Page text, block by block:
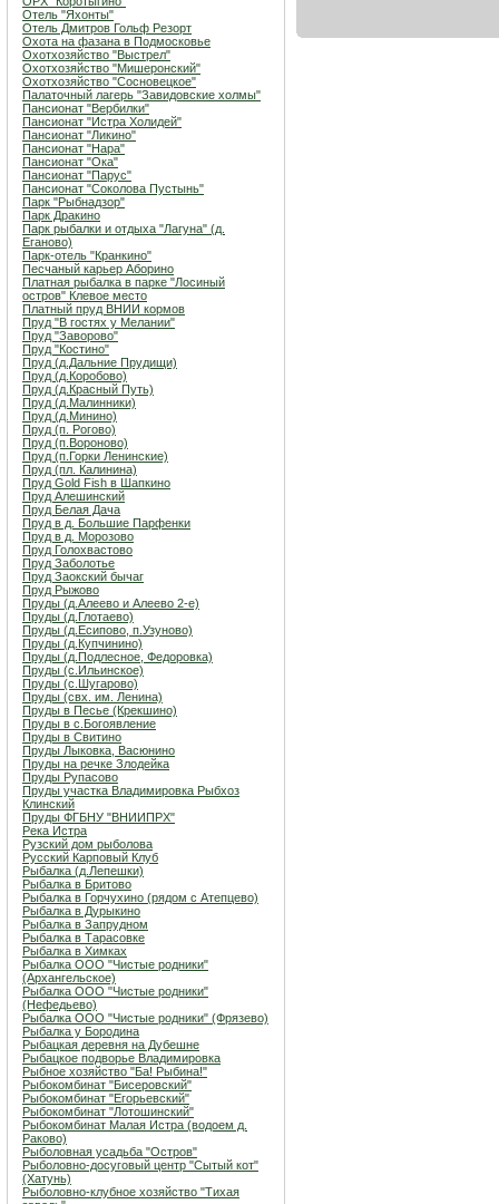
Отель "Яхонты"
Отель Дмитров Гольф Резорт
Охота на фазана в Подмосковье
Охотхозяйство "Выстрел"
Охотхозяйство "Мишеронский"
Охотхозяйство "Сосновецкое"
Палаточный лагерь "Завидовские холмы"
Пансионат "Вербилки"
Пансионат "Истра Холидей"
Пансионат "Ликино"
Пансионат "Нара"
Пансионат "Ока"
Пансионат "Парус"
Пансионат "Соколова Пустынь"
Парк "Рыбнадзор"
Парк Дракино
Парк рыбалки и отдыха "Лагуна" (д.
Еганово)
Парк-отель "Кранкино"
Песчаный карьер Аборино
Платная рыбалка в парке "Лосиный
остров" Клевое место
Платный пруд ВНИИ кормов
Пруд "В гостях у Мелании"
Пруд "Заворово"
Пруд "Костино"
Пруд (д.Дальние Прудищи)
Пруд (д.Коробово)
Пруд (д.Красный Путь)
Пруд (д.Малинники)
Пруд (д.Минино)
Пруд (п. Рогово)
Пруд (п.Вороново)
Пруд (п.Горки Ленинские)
Пруд (пл. Калинина)
Пруд Gold Fish в Шапкино
Пруд Алешинский
Пруд Белая Дача
Пруд в д. Большие Парфенки
Пруд в д. Морозово
Пруд Голохвастово
Пруд Заболотье
Пруд Заокский бычаг
Пруд Рыжово
Пруды (д.Алеево и Алеево 2-е)
Пруды (д.Глотаево)
Пруды (д.Есипово, п.Узуново)
Пруды (д.Купчинино)
Пруды (д.Подлесное, Федоровка)
Пруды (с.Ильинское)
Пруды (с.Шугарово)
Пруды (свх. им. Ленина)
Пруды в Песье (Крекшино)
Пруды в с.Богоявление
Пруды в Свитино
Пруды Лыковка, Васюнино
Пруды на речке Злодейка
Пруды Рупасово
Пруды участка Владимировка Рыбхоз
Клинский
Пруды ФГБНУ "ВНИИПРХ"
Река Истра
Рузский дом рыболова
Русский Карповый Клуб
Рыбалка (д.Лепешки)
Рыбалка в Бритово
Рыбалка в Горчухино (рядом с Атепцево)
Рыбалка в Дурыкино
Рыбалка в Запрудном
Рыбалка в Тарасовке
Рыбалка в Химках
Рыбалка ООО "Чистые родники"
(Архангельское)
Рыбалка ООО "Чистые родники"
(Нефедьево)
Рыбалка ООО "Чистые родники" (Фрязево)
Рыбалка у Бородина
Рыбацкая деревня на Дубешне
Рыбацкое подворье Владимировка
Рыбное хозяйство "Ба! Рыбина!"
Рыбокомбинат "Бисеровский"
Рыбокомбинат "Егорьевский"
Рыбокомбинат "Лотошинский"
Рыбокомбинат Малая Истра (водоем д.
Раково)
Рыболовная усадьба "Остров"
Рыболовно-досуговый центр "Сытый кот"
(Хатунь)
Рыболовно-клубное хозяйство "Тихая